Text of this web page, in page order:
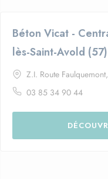
Béton Vicat -
lès-Saint-Avold (57)
Z.I. Route
03 85 34 90 44